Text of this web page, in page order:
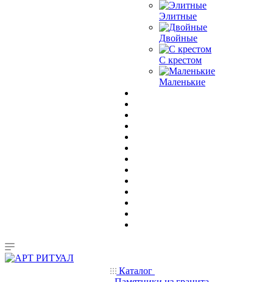
Элитные
Двойные
С крестом
Маленькие
Каталог